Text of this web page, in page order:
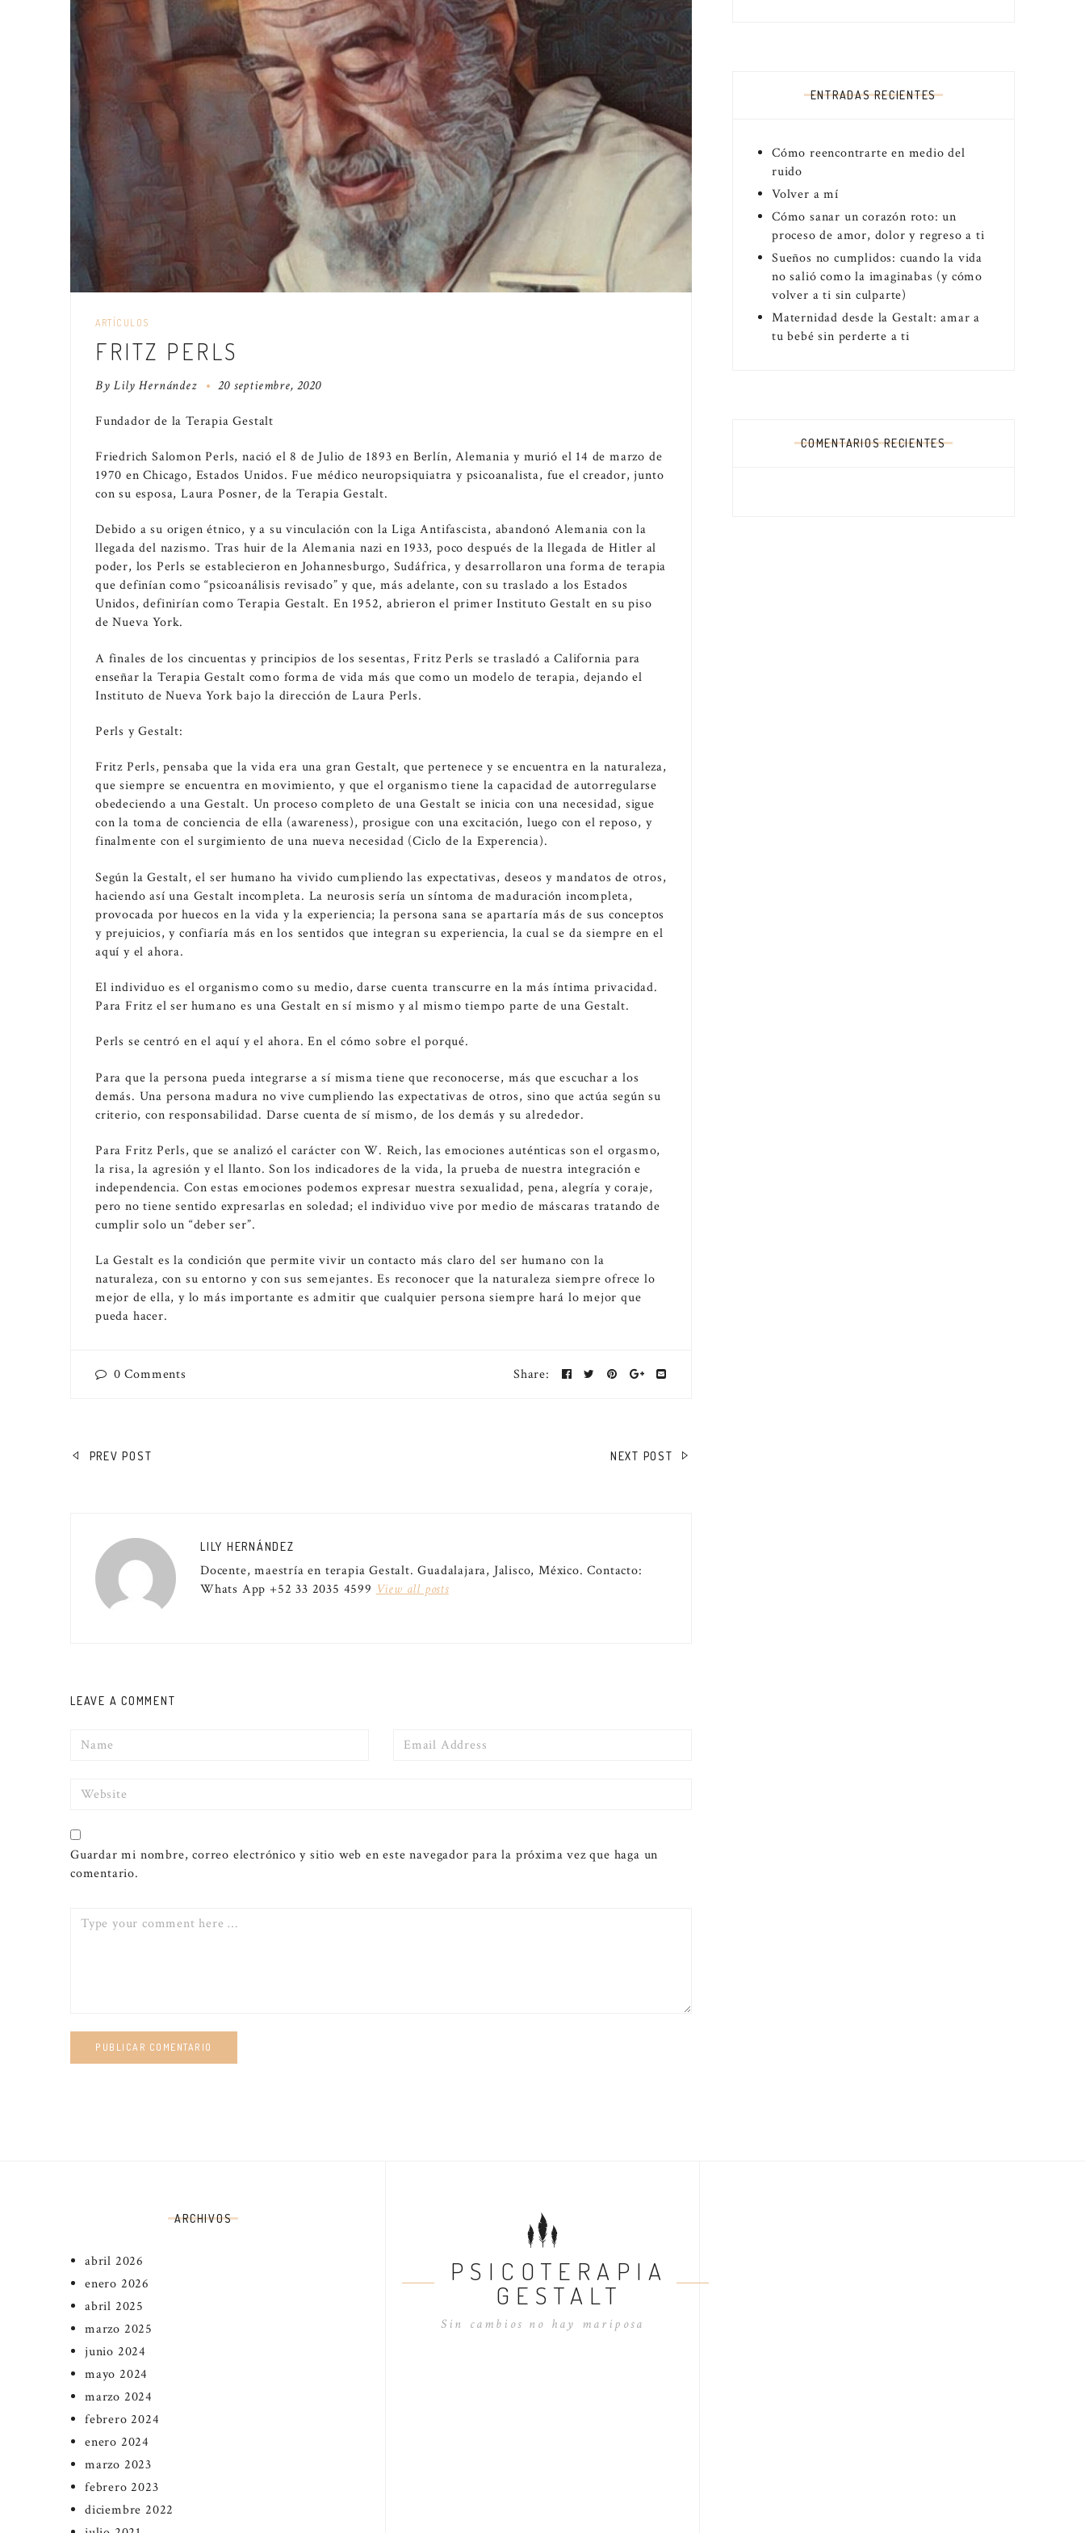
ARTÍCULOS
FRITZ PERLS
ByLily Hernández 20 septiembre, 2020
Fundador de la Terapia Gestalt
Friedrich Salomon Perls, nació el 8 de Julio de 1893 en Berlín, Alemania y murió el 14 de marzo de
1970 en Chicago, Estados Unidos. Fue médico neuropsiquiatra y psicoanalista, fue el creador, junto
con su esposa, Laura Posner, de la Terapia Gestalt.
Debido a su origen étnico, y a su vinculación con la Liga Antifascista, abandonó Alemania con la
llegada del nazismo. Tras huir de la Alemania nazi en 1933, poco después de la llegada de Hitler al
poder, los Perls se establecieron en Johannesburgo, Sudáfrica, y desarrollaron una forma de terapia
que definían como “psicoanálisis revisado” y que, más adelante, con su traslado a los Estados
Unidos, definirían como Terapia Gestalt. En 1952, abrieron el primer Instituto Gestalt en su piso
de Nueva York.
A finales de los cincuentas y principios de los sesentas, Fritz Perls se trasladó a California para
enseñar la Terapia Gestalt como forma de vida más que como un modelo de terapia, dejando el
Instituto de Nueva York bajo la dirección de Laura Perls.
Perls y Gestalt:
Fritz Perls, pensaba que la vida era una gran Gestalt, que pertenece y se encuentra en la naturaleza,
que siempre se encuentra en movimiento, y que el organismo tiene la capacidad de autorregularse
obedeciendo a una Gestalt. Un proceso completo de una Gestalt se inicia con una necesidad, sigue
con la toma de conciencia de ella (awareness), prosigue con una excitación, luego con el reposo, y
finalmente con el surgimiento de una nueva necesidad (Ciclo de la Experencia).
Según la Gestalt, el ser humano ha vivido cumpliendo las expectativas, deseos y mandatos de otros,
haciendo así una Gestalt incompleta. La neurosis sería un síntoma de maduración incompleta,
provocada por huecos en la vida y la experiencia; la persona sana se apartaría más de sus conceptos
y prejuicios, y confiaría más en los sentidos que integran su experiencia, la cual se da siempre en el
aquí y el ahora.
El individuo es el organismo como su medio, darse cuenta transcurre en la más íntima privacidad.
Para Fritz el ser humano es una Gestalt en sí mismo y al mismo tiempo parte de una Gestalt.
Perls se centró en el aquí y el ahora. En el cómo sobre el porqué.
Para que la persona pueda integrarse a sí misma tiene que reconocerse, más que escuchar a los
demás. Una persona madura no vive cumpliendo las expectativas de otros, sino que actúa según su
criterio, con responsabilidad. Darse cuenta de sí mismo, de los demás y su alrededor.
Para Fritz Perls, que se analizó el carácter con W. Reich, las emociones auténticas son el orgasmo,
la risa, la agresión y el llanto. Son los indicadores de la vida, la prueba de nuestra integración e
independencia. Con estas emociones podemos expresar nuestra sexualidad, pena, alegría y coraje,
pero no tiene sentido expresarlas en soledad; el individuo vive por medio de máscaras tratando de
cumplir solo un “deber ser”.
La Gestalt es la condición que permite vivir un contacto más claro del ser humano con la
naturaleza, con su entorno y con sus semejantes. Es reconocer que la naturaleza siempre ofrece lo
mejor de ella, y lo más importante es admitir que cualquier persona siempre hará lo mejor que
pueda hacer.
0Comments Share:
NAVEGACIÓN
PREV POST NEXT POST
LILY HERNÁNDEZ
Docente, maestría en terapia Gestalt. Guadalajara, Jalisco, México. Contacto:
Whats App +52 33 2035 4599View all posts
LEAVE A COMMENT
Name Email
Website
Guardar mi nombre, correo electrónico y sitio web en este navegador para la próxima vez que haga un
comentario.
Comment
ENTRADAS RECIENTES
Cómo reencontrarte en medio del
ruido
Volver a mí
Cómo sanar un corazón roto: un
proceso de amor, dolor y regreso a ti
Sueños no cumplidos: cuando la vida
no salió como la imaginabas (y cómo
volver a ti sin culparte)
Maternidad desde la Gestalt: amar a
tu bebé sin perderte a ti
COMENTARIOS RECIENTES
ARCHIVOS
abril 2026
enero 2026
abril 2025
marzo 2025
junio 2024
mayo 2024
marzo 2024
febrero 2024
enero 2024
marzo 2023
febrero 2023
diciembre 2022
PSICOTERAPIA
GESTALT
Sin cambios no hay mariposa